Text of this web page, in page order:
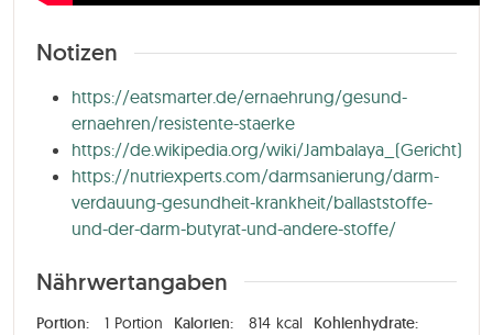
Notizen
https://eatsmarter.de/ernaehrung/gesund-
ernaehren/resistente-staerke
https://de.wikipedia.org/wiki/Jambalaya_(Gericht)
https://nutriexperts.com/darmsanierung/darm-
verdauung-gesundheit-krankheit/ballaststoffe-
und-der-darm-butyrat-und-andere-stoffe/
Nährwertangaben
Portion: 1 Portion Kalorien: 814 kcal
Kohlenhydrate: